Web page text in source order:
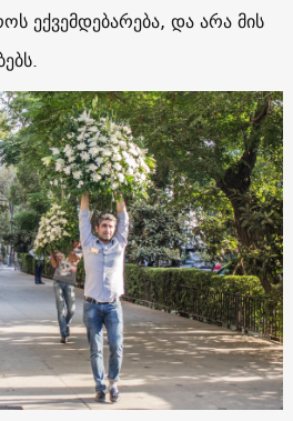
ექვემდებარება, და არა მის